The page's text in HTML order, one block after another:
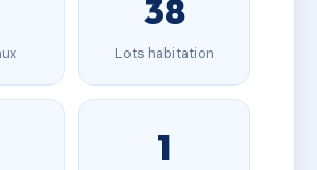
38
Lots habitation
1